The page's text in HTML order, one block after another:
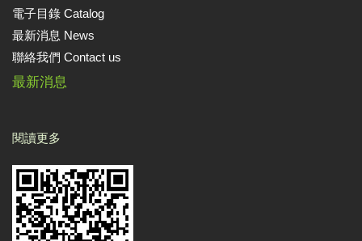
電子目錄 Catalog
最新消息 News
聯絡我們 Contact us
最新消息
閱讀更多